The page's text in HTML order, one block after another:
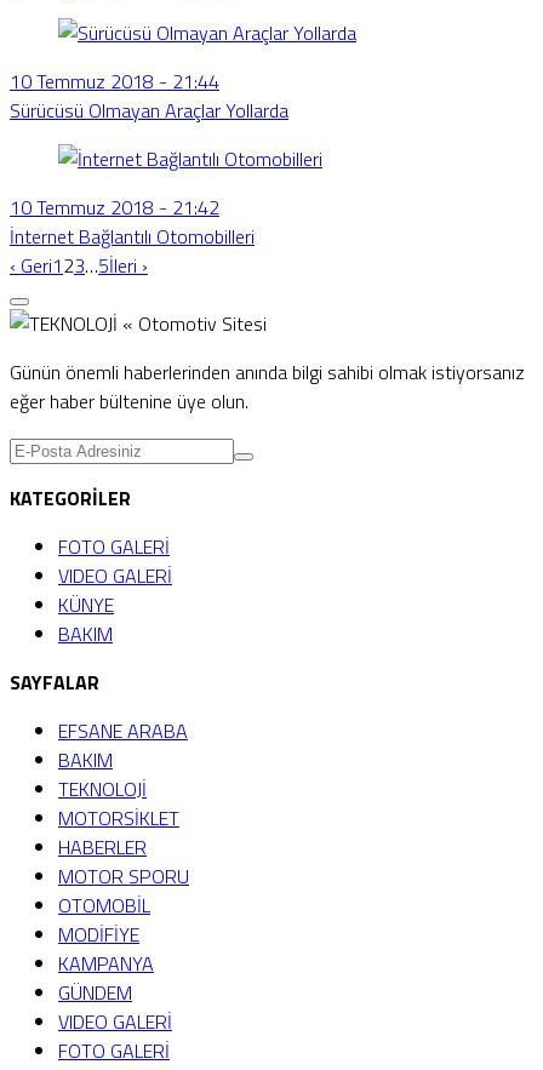
10 Temmuz 2018 - 21:44
Sürücüsü Olmayan Araçlar Yollarda
10 Temmuz 2018 - 21:42
İnternet Bağlantılı Otomobilleri
‹ Geri123…5İleri ›
Günün önemli haberlerinden anında bilgi sahibi olmak istiyorsanız
eğer haber bültenine üye olun.
KATEGORİLER
FOTO GALERİ
VIDEO GALERİ
KÜNYE
BAKIM
SAYFALAR
EFSANE ARABA
BAKIM
TEKNOLOJİ
MOTORSİKLET
HABERLER
MOTOR SPORU
OTOMOBİL
MODİFİYE
KAMPANYA
GÜNDEM
VIDEO GALERİ
FOTO GALERİ